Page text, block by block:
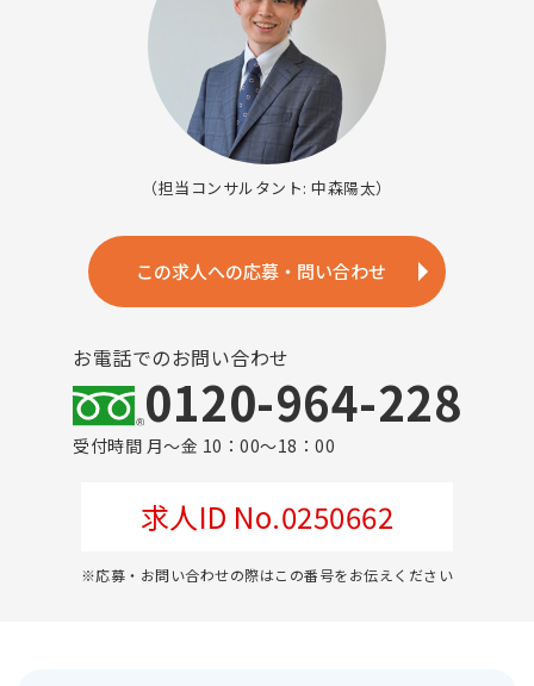
（担当コンサルタント: 中森陽太）
この求人への応募・問い合わせ
お電話でのお問い合わせ
0120-964-228
受付時間 月～金 10：00～18：00
求人ID No.0250662
※応募・お問い合わせの際はこの番号をお伝えください